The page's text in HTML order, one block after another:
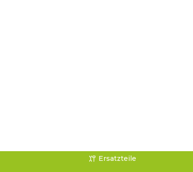
Ersatzteile